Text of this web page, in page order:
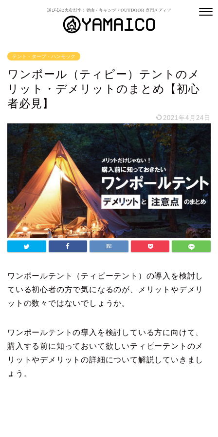
テント・タープ・ハンモック
ワンポール（ティピー）テントのメ
リット・デメリットのまとめ【初心
者必見】
2021年4月24日
ワンポールテント（ティピーテント）の導入を検討し
ている初心者の方で気になるのが、メリットやデメリ
ットの数々ではないでしょうか。
ワンポールテントの導入を検討している方に向けて、
購入する前に知っておいて欲しいティピーテントのメ
リットやデメリットの詳細について解説していきまし
ょう。